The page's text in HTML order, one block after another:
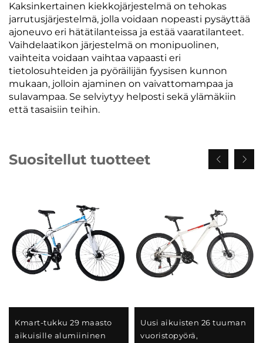
Kaksinkertainen kiekkojärjestelmä on tehokas
jarrutusjärjestelmä, jolla voidaan nopeasti pysäyttää
ajoneuvo eri hätätilanteissa ja estää vaaratilanteet.
Vaihdelaatikon järjestelmä on monipuolinen,
vaihteita voidaan vaihtaa vapaasti eri
tietolosuhteiden ja pyöräilijän fyysisen kunnon
mukaan, jolloin ajaminen on vaivattomampaa ja
sulavampaa. Se selviytyy helposti sekä ylämäkiin
että tasaisiin teihin.
Suositellut tuotteet
Kmart-tukku 29 maasto
aikuisille alumiininen
Uusi aikuisten 26 tuuman
vuoristopyörä,